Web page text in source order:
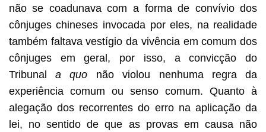
não se coadunava com a forma de convívio dos
cônjuges chineses invocada por eles, na realidade
também faltava vestígio da vivência em comum dos
cônjuges em geral, por isso, a convicção do
Tribunala quo não violou nenhuma regra da
experiência comum ou senso comum. Quanto à
alegação dos recorrentes do erro na aplicação da
lei, no sentido de que as provas em causa não